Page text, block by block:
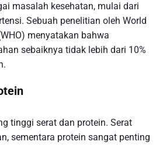
masalah kesehatan, mulai dari
Sebuah penelitian oleh World
menyatakan bahwa
sebaiknya tidak lebih dari 10%
tinggi serat dan protein. Serat
sementara protein sangat penting